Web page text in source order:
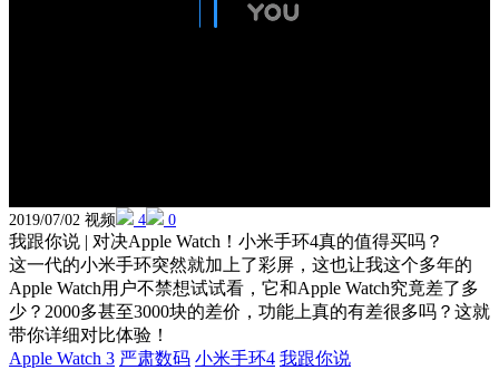
2019/07/02 视频 4 0
我跟你说 | 对决Apple Watch！小米手环4真的值得买吗？
这一代的小米手环突然就加上了彩屏，这也让我这个多年的
Apple Watch用户不禁想试试看，它和Apple Watch究竟差了多
少？2000多甚至3000块的差价，功能上真的有差很多吗？这就
带你详细对比体验！
Apple Watch 3 严肃数码 小米手环4 我跟你说